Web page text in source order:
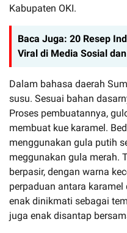
Kabupaten OKI.
Baca Juga: 20 Resep
Viral di Media Sosial
Dalam bahasa daerah
susu. Sesuai bahan
Proses pembuatannya,
membuat kue karamel.
menggunakan gula putih
meggunakan gula merah.
berpasir, dengan warna
perpaduan antara
enak dinikmati sebagai
juga enak disantap